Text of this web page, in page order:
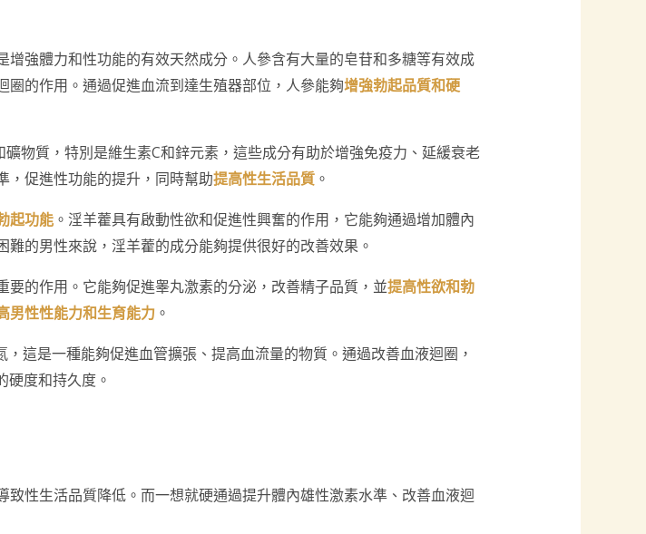
強體力和性功能的有效天然成分。人參含有大量的皂苷和多糖等有效成
的作用。通過促進血流到達生殖器部位，人參能夠增強勃起品質和硬
物質，特別是維生素C和鋅元素，這些成分有助於增強免疫力、延緩衰老
，促進性功能的提升，同時幫助提高性生活品質。
起功能。淫羊藿具有啟動性欲和促進性興奮的作用，它能夠通過增加體內
的男性來說，淫羊藿的成分能夠提供很好的改善效果。
的作用。它能夠促進睾丸激素的分泌，改善精子品質，並提高性欲和勃
男性性能力和生育能力。
這是一種能夠促進血管擴張、提高血流量的物質。通過改善血液迴圈，
硬度和持久度。
性生活品質降低。而一想就硬通過提升體內雄性激素水準、改善血液迴